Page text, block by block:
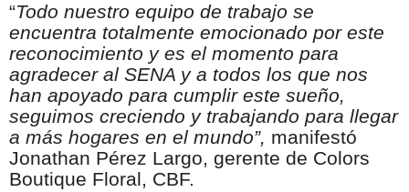
“Todo nuestro equipo de trabajo se
encuentra totalmente emocionado por este
reconocimiento y es el momento para
agradecer al SENA y a todos los que nos
han apoyado para cumplir este sueño,
seguimos creciendo y trabajando para llegar
a más hogares en el mundo”, manifestó
Jonathan Pérez Largo, gerente de Colors
Boutique Floral, CBF.